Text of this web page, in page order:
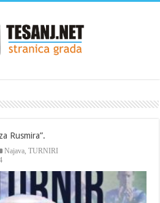
Rusmira”.
Najava,TURNIRI